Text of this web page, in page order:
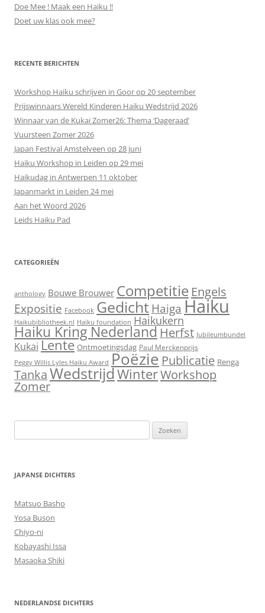
Doe Mee ! Maak een Haiku !!
Doet uw klas ook mee?
RECENTE BERICHTEN
Workshop Haiku schrijven in Goor op 20 september
Prijswinnaars Wereld Kinderen Haiku Wedstrijd 2026
Winnaar van de Kukai Zomer26: Thema ‘Dageraad’
Vuursteen Zomer 2026
Japan Festival Amstelveen op 28 juni
Haiku Workshop in Leiden op 29 mei
Haikudag in Antwerpen 11 oktober
Japanmarkt in Leiden 24 mei
Aan het Woord 2026
Leids Haiku Pad
CATEGORIEËN
anthology Bouwe Brouwer Competitie Engels
Expositie Facebook Gedicht Haiga Haiku
Haikubibliotheek.nl Haiku foundation Haikukern
Haiku Kring Nederland Herfst Jubileumbundel
Kukai Lente Ontmoetingsdag Paul Merckenprijs
Peggy Willis Lyles Haiku Award Poëzie Publicatie Renga
TankaWedstrijdWinterWorkshop
Zomer
naar:
JAPANSE DICHTERS
Matsuo Basho
Yosa Buson
Chiyo-ni
Kobayashi Issa
Masaoka Shiki
NEDERLANDSE DICHTERS